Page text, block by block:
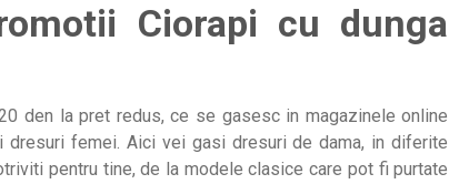
Ciorapi cu dunga
den la pret redus, ce se gasesc in magazinele online
femei. Aici vei gasi dresuri de dama, in diferite
pentru tine, de la modele clasice care pot fi purtate